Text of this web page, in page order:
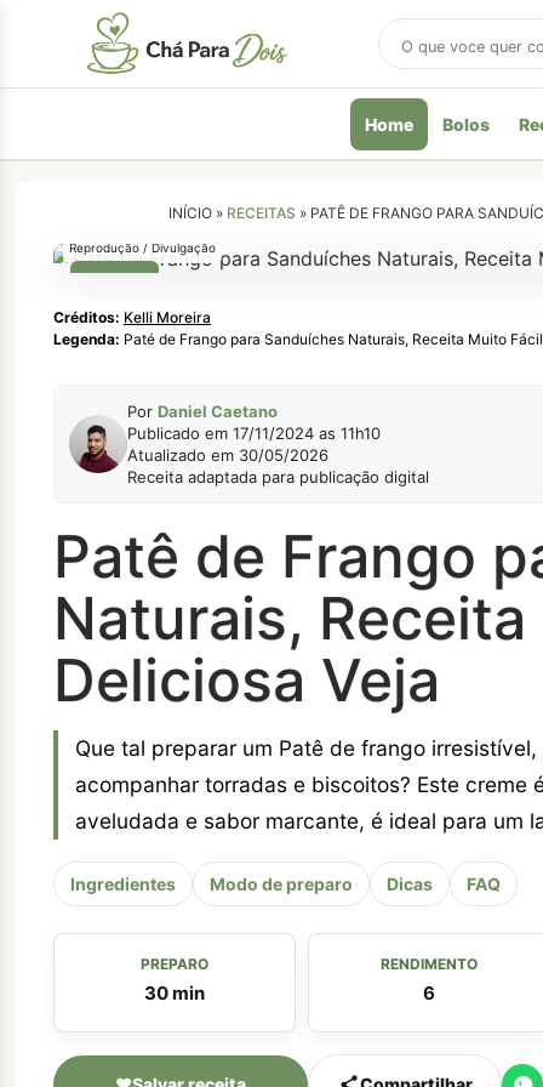
Buscar
receitas
Home Bolos
INÍCIO » RECEITAS » PATÊ DE FRANGO PARA
LANCHE
Reprodução / Divulgação
Créditos: Kelli Moreira
Legenda: Paté de Frango para Sanduíches Naturais, Receita Muito
Por Daniel Caetano
Publicado em 17/11/2024 as 11h10
Atualizado em 30/05/2026
Receita adaptada para publicação digital
Patê de Frango
Naturais,
Deliciosa Veja
Que tal preparar um Patê de frango
acompanhar torradas e biscoitos? Este
aveludada e sabor marcante, é ideal para um
Ingredientes Modo de preparo Dicas FAQ
PREPARO
30 min
RENDIMENTO
6